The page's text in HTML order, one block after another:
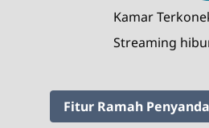
Kamar
Streaming
Fitur Ramah